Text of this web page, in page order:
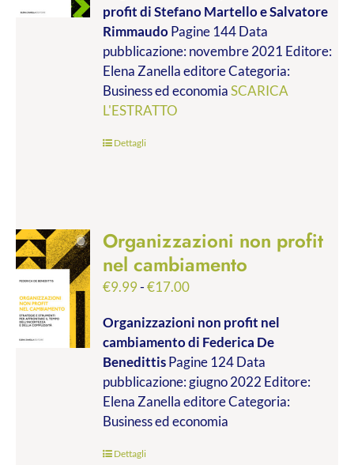
da
€9.99
a
€19.00
profitdi Stefano Martello e Salvatore
RimmaudoPagine 144 Data
pubblicazione: novembre 2021 Editore:
Elena Zanella editore Categoria:
Business ed economiaSCARICA
L'ESTRATTO
Dettagli
Organizzazioni non profit
nel cambiamento
€9.99-€17.00Fascia
prezzo:
da
€9.99
a
€17.00
Organizzazioni non profit nel
cambiamentodi Federica De
BenedittisPagine 124 Data
pubblicazione: giugno 2022 Editore:
Elena Zanella editore Categoria:
Business ed economia
Dettagli